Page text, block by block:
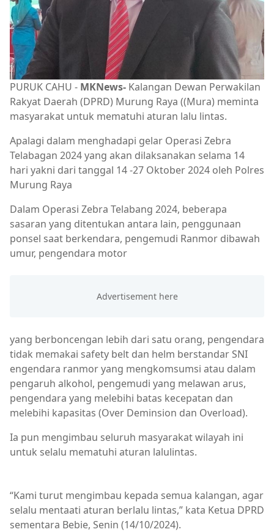
PURUK CAHU - MKNews- Kalangan Dewan Perwakilan
Rakyat Daerah (DPRD) Murung Raya ((Mura) meminta
masyarakat untuk mematuhi aturan lalu lintas.
Apalagi dalam menghadapi gelar Operasi Zebra
Telabagan 2024 yang akan dilaksanakan selama 14
hari yakni dari tanggal 14 -27 Oktober 2024 oleh Polres
Murung Raya
Dalam Operasi Zebra Telabang 2024, beberapa
sasaran yang ditentukan antara lain, penggunaan
ponsel saat berkendara, pengemudi Ranmor dibawah
umur, pengendara motor
yang berboncengan lebih dari satu orang, pengendara
tidak memakai safety belt dan helm berstandar SNI
engendara ranmor yang mengkomsumsi atau dalam
pengaruh alkohol, pengemudi yang melawan arus,
pengendara yang melebihi batas kecepatan dan
melebihi kapasitas (Over Deminsion dan Overload).
Ia pun mengimbau seluruh masyarakat wilayah ini
untuk selalu mematuhi aturan lalulintas.
“Kami turut mengimbau kepada semua kalangan, agar
selalu mentaati aturan berlalu lintas,” kata Ketua DPRD
sementara Bebie, Senin (14/10/2024).